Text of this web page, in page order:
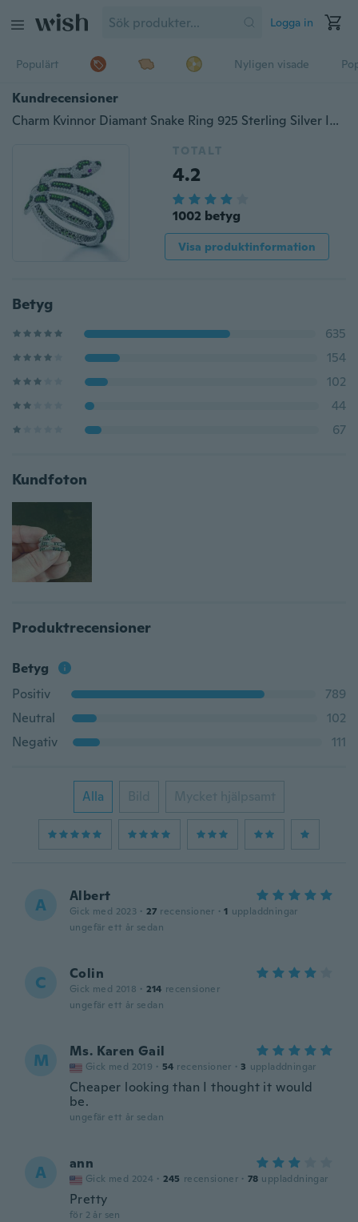
Logga in
Populärt Nyligen visade
Kundrecensioner
Charm Kvinnor Diamant Snake Ring 925 Sterling Silver Inlay Emerald Safir Rings Förlovningsbröllop Smycken Storlek 6-11
TOTALT
4.2
1002 betyg
Visa produktinformation
Betyg
635
154
102
44
67
Kundfoton
Produktrecensioner
Betyg
Positiv
789
Neutral
102
Negativ
111
Alla Bild Mycket hjälpsamt
A Albert
Gick med 2023 · 27 recensioner · 1 uppladdningar
ungefär ett år sedan
C Colin
Gick med 2018 · 214 recensioner
ungefär ett år sedan
M Ms. Karen Gail
Gick med 2019 · 54 recensioner · 3 uppladdningar
Cheaper looking than I thought it would
be.
ungefär ett år sedan
A ann
Gick med 2024 · 245 recensioner · 78 uppladdningar
Pretty
för 2 år sen